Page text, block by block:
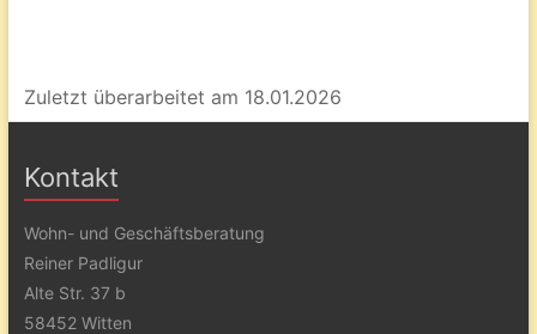
Zuletzt überarbeitet am 18.01.2026
Kontakt
Wohn- und Geschäftsberatung
Reiner Padligur
Alte Str. 37 b
58452 Witten